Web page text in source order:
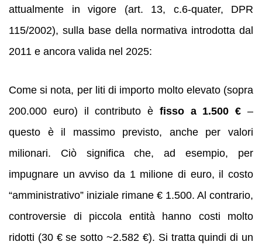
attualmente in vigore (art. 13, c.6-quater, DPR
115/2002), sulla base della normativa introdotta dal
2011 e ancora valida nel 2025:
Come si nota, per liti di importo molto elevato (sopra
200.000 euro) il contributo è fisso a 1.500 € –
questo è il massimo previsto, anche per valori
milionari. Ciò significa che, ad esempio, per
impugnare un avviso da 1 milione di euro, il costo
“amministrativo” iniziale rimane € 1.500. Al contrario,
controversie di piccola entità hanno costi molto
ridotti (30 € se sotto ~2.582 €). Si tratta quindi di un